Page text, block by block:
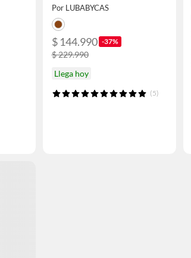
Por LUBABYCAS
$ 144.990 -37%
$ 229.990
Llega hoy
(5)